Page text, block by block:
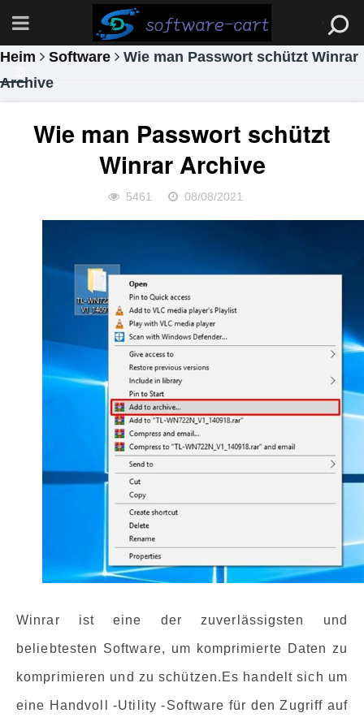
Heim Software
Wie man Passwort schützt Winrar
Archive
Wie man Passwort schützt
Winrar Archive
5461 08/08/2021
Winrar ist eine der zuverlässigsten und
beliebtesten Software, um komprimierte Daten zu
komprimieren und zu schützen.Es handelt sich um
eine Handvoll -Utility -Software für den Zugriff auf